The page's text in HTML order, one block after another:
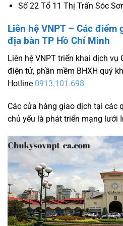
Số 22 Tổ 11 Thị Trấn Sóc
Liên hệ VNPT – Các điểm
địa bàn TP Hồ Chí Minh
Liên hệ VNPT triển khai dịch vụ
điện tử, phần mềm BHXH quý
Hotline 0913.101.698
Các cửa hàng giao dịch tại các
chủ yếu là phát triển mạng lưới